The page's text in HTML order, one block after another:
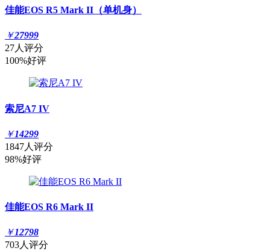
佳能EOS R5 Mark II（单机身）
￥27999
27人评分
100%好评
索尼A7 IV
￥14299
1847人评分
98%好评
佳能EOS R6 Mark II
￥12798
703人评分